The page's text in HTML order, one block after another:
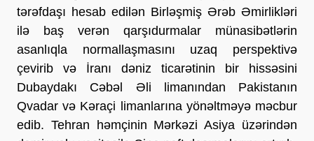
tərəfdaşı hesab edilən Birləşmiş Ərəb Əmirlikləri
ilə baş verən qarşıdurmalar münasibətlərin
asanlıqla normallaşmasını uzaq perspektivə
çevirib və İranı dəniz ticarətinin bir hissəsini
Dubaydakı Cəbəl Əli limanından Pakistanın
Qvadar və Kəraçi limanlarına yönəltməyə məcbur
edib. Tehran həmçinin Mərkəzi Asiya üzərindən